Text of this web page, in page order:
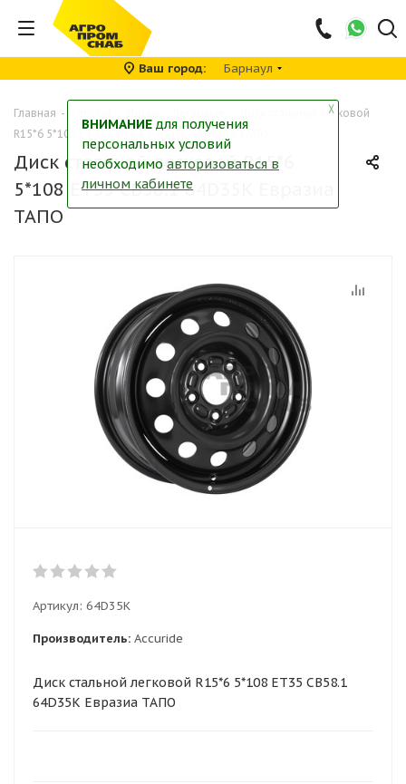
Ваш город Барнаул
Главная -
Диск стальной легковой
R15*6 5*108 ET35 CB58.1 64D35K Евразиа ТАПО
Диск стальной легковой R15*6
5*108 ET35 CB58.1 64D35K Евразиа
ТАПО
Артикул: 64D35K
Производитель: Accuride
Диск стальной легковой R15*6 5*108 ET35 CB58.1
64D35K Евразиа ТАПО
╳
ВНИМАНИЕ для получения
персональных условий
необходимо авторизоваться в
личном кабинете